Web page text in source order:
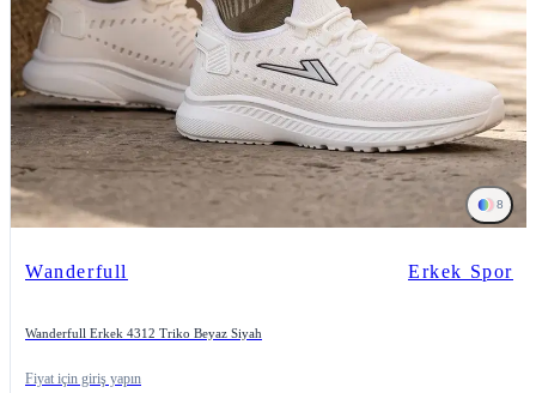
8
Wanderfull Erkek Spor
Wanderfull Erkek 4312 Triko Beyaz Siyah
Fiyat için giriş yapın